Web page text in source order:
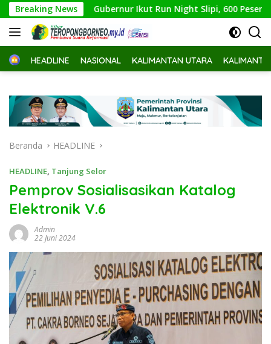
Langsung
ke
konten
Breaking News
Gubernur Ikut Run Night Slipi, 600 Peserta Ramaikan
HomeHEADLINE NASIONAL KALIMANTAN UTARA
Beranda HEADLINE
HEADLINE, Tanjung Selor
Pemprov Sosialisasikan Katalog
Elektronik V.6
Admin
22 Juni 2024